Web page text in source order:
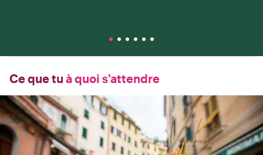
Ce que tu à quoi s'attendre